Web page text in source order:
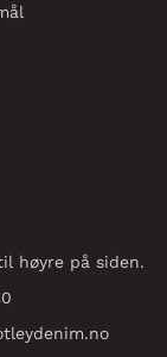
høyre på siden.